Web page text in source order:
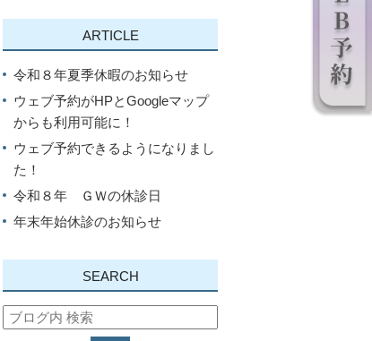
ARTICLE
令和８年夏季休暇のお知らせ
ウェブ予約がHPとGoogleマップ
からも利用可能に！
ウェブ予約できるようになりまし
た！
令和８年 ＧＷの休診日
年末年始休診のお知らせ
SEARCH